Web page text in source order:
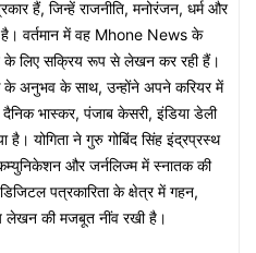
हैं, जिन्हें राजनीति, मनोरंजन, धर्म और
है। वर्तमान में वह Mhone News के
के लिए सक्रिय रूप से लेखन कर रही हैं।
के अनुभव के साथ, उन्होंने अपने करियर में
भास्कर, पंजाब केसरी, इंडिया डेली
है। योगिता ने गुरु गोबिंद सिंह इंद्रप्रस्थ
और जर्नलिज्म में स्नातक की
पत्रकारिता के क्षेत्र में गहन,
लेखन की मजबूत नींव रखी है।